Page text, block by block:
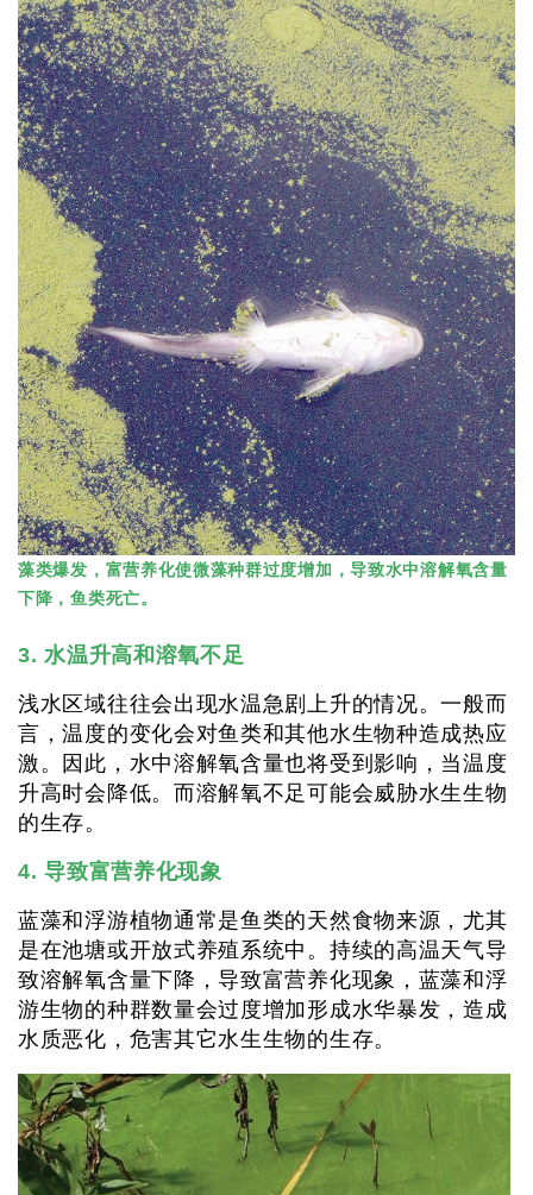
藻类爆发，富营养化使微藻种群过度增加，导致水中溶解氧含量
下降，鱼类死亡。
3. 水温升高和溶氧不足
浅水区域往往会出现水温急剧上升的情况。一般而
言，温度的变化会对鱼类和其他水生物种造成热应
激。因此，水中溶解氧含量也将受到影响，当温度
升高时会降低。而溶解氧不足可能会威胁水生生物
的生存。
4. 导致富营养化现象
蓝藻和浮游植物通常是鱼类的天然食物来源，尤其
是在池塘或开放式养殖系统中。持续的高温天气导
致溶解氧含量下降，导致富营养化现象，蓝藻和浮
游生物的种群数量会过度增加形成水华暴发，造成
水质恶化，危害其它水生生物的生存。